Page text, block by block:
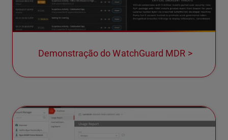
Demonstração do WatchGuard MDR